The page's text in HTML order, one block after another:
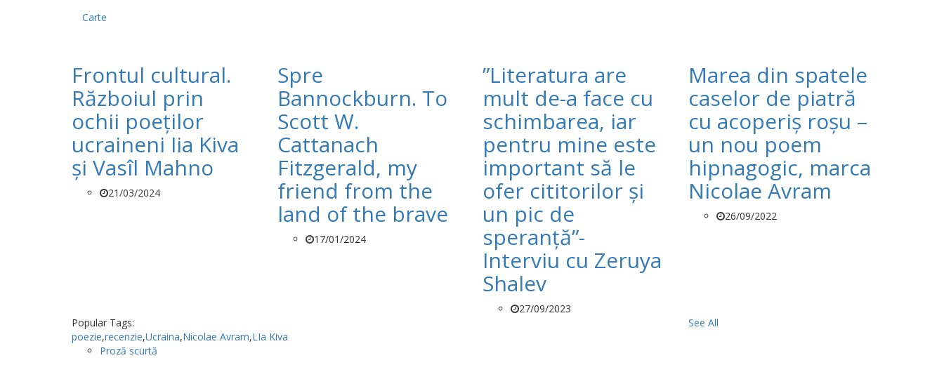
Carte
Frontul cultural.
Războiul prin
ochii poeților
ucraineni Iia Kiva
și Vasîl Mahno
21/03/2024
Spre
Bannockburn. To
Scott W.
Cattanach
Fitzgerald, my
friend from the
land of the brave
17/01/2024
”Literatura are
mult de-a face cu
schimbarea, iar
pentru mine este
important să le
ofer cititorilor și
un pic de
speranță”-
Interviu cu Zeruya
Shalev
27/09/2023
Marea din spatele
caselor de piatră
cu acoperiș roșu –
un nou poem
hipnagogic, marca
Nicolae Avram
26/09/2022
Popular Tags:
poezie,recenzie,Ucraina,Nicolae Avram,LIa Kiva
See All
Proză scurtă